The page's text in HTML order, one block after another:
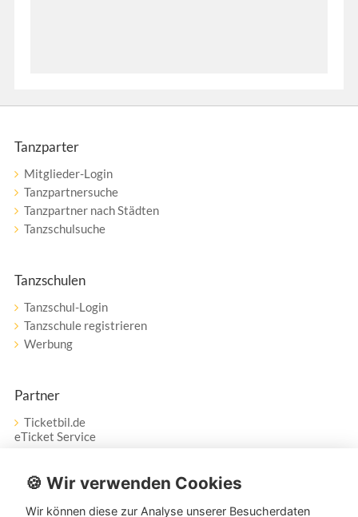
Tanzparter
Mitglieder-Login
Tanzpartnersuche
Tanzpartner nach Städten
Tanzschulsuche
Tanzschulen
Tanzschul-Login
Tanzschule registrieren
Werbung
Partner
Ticketbil.de
eTicket Service
Vertrag widerrufen
🍪 Wir verwenden Cookies
Wir können diese zur Analyse unserer Besucherdaten